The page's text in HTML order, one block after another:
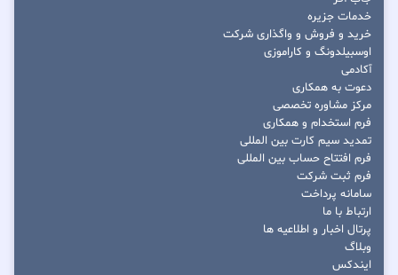
خدمات جزیره
خرید و فروش و واگذاری شرکت
اوسبیلدونگ و کاراموزی
آکادمی
دعوت به همکاری
مرکز مشاوره تخصصی
فرم استخدام و همکاری
تمدید سیم کارت بین المللی
فرم افتتاح حساب بین المللی
فرم ثبت شرکت
سامانه پرداخت
ارتباط با ما
پرتال اخبار و اطلاعیه ها
وبلاگ
ایندکس